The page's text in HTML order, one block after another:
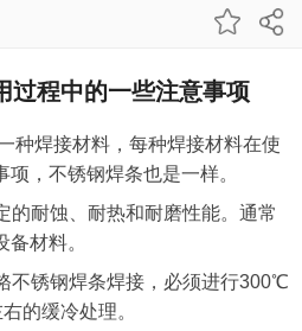
过程中的一些注意事项
种焊接材料，每种焊接材料在使
，不锈钢焊条也是一样。
耐蚀、耐热和耐磨性能。通常
材料。
锈钢焊条焊接，必须进行300℃
的缓冷处理。